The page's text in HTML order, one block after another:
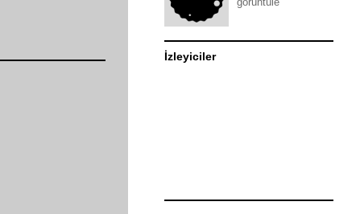
İzleyiciler